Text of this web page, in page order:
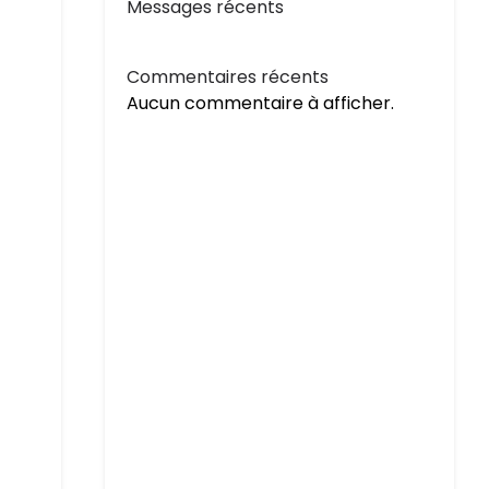
Messages récents
Commentaires récents
Aucun commentaire à afficher.